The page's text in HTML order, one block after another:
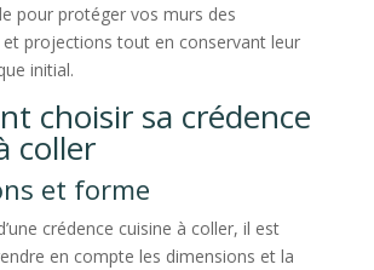
pour protéger vos murs des
et projections tout en conservant leur
initial.
choisir sa crédence
coller
et forme
crédence cuisine à coller, il est
en compte les dimensions et la